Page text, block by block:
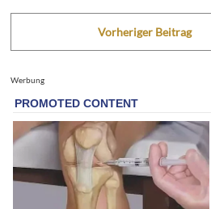
Vorheriger Beitrag
Werbung